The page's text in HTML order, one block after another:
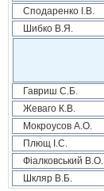
Сподаренко І.В.
Шибко В.Я.
Гавриш С.Б.
Жеваго К.В.
Мокроусов А.О.
Плющ І.С.
Фіалковський В.О.
Шкляр В.Б.